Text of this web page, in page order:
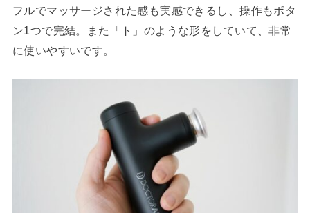
フルでマッサージされた感も実感できるし、操作もボタ
ン1つで完結。また「ト」のような形をしていて、非常
に使いやすいです。